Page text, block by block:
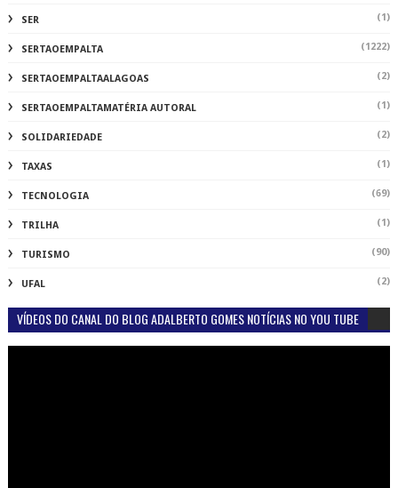
SER (1)
SERTAOEMPALTA (1222)
SERTAOEMPALTAALAGOAS (2)
SERTAOEMPALTAMATÉRIA AUTORAL (1)
SOLIDARIEDADE (2)
TAXAS (1)
TECNOLOGIA (69)
TRILHA (1)
TURISMO (90)
UFAL (2)
VÍDEOS DO CANAL DO BLOG ADALBERTO GOMES NOTÍCIAS NO YOU TUBE